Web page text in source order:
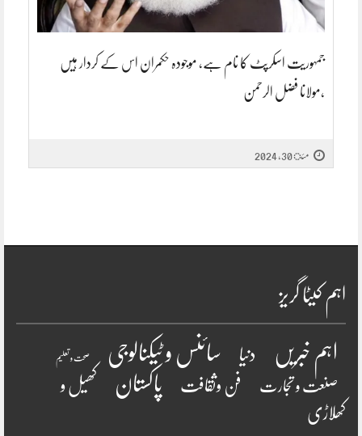
جمہوریت اسکرپٹ کا نام ہے، موجودہ حکمران اس کے کردار ہیں
،مولانا فضل الرحمن
مئ 30, 2024
اہم کیٹا گریز
اہم خبریں دنیا سائنس و ٹیکنالوجی صحت و تعلیم
صنعت و تجارت فن وثقافت پاکستان
کھیل و
کھلاڑی